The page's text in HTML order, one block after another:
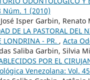
Núm. 1 (2010)
Isper Garbin,
DE LA PASTORAL
LONDRINA - PR. , Acta
Saliba Garbin, Silvia
POR EL
Venezolana: Vol.